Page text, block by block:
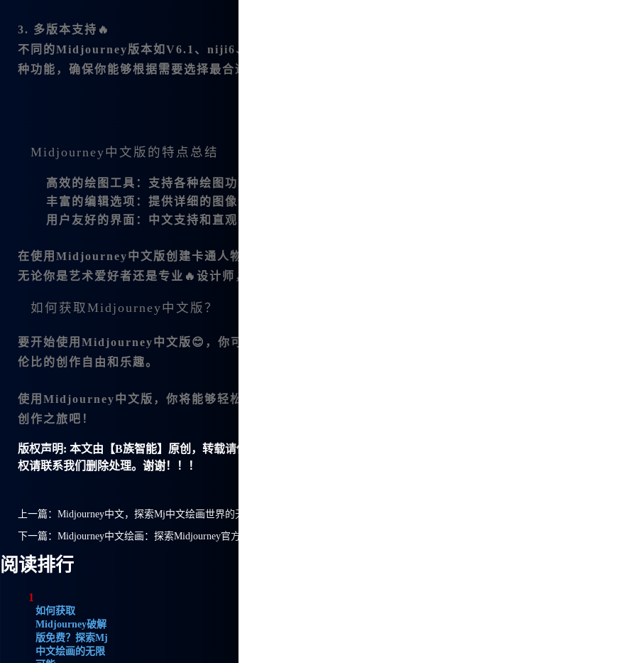
3. 多版本支持🔥
不同的Midjourney版本如V6.1、niji6、V6版本等都被集成在Midjourney中文版👍中，支持|文生图、图生
种功能，确保你能够根据需要选择最合适的工具。
Midjourney中文版的特点总结
高效的绘图工具 ：支持各种绘图功能，包括文本生成图像和图像混合。
丰富的编辑选项 ：提供详细的图像调整功能，让你的卡通人物更具个性。
用户友好的界面 ：中文支持和直观的操作界面，适合所有级别的用户。
在使用Midjourney中文版创建卡通人物的过程中，我发现这🔥一工具的强大和灵活性极大地提升了我的创作
无论你是艺术爱好者还是专业🔥设计师，Midjourney中文版都能够帮助你实现创意梦想。
如何获取Midjourney中文版？
要开始使用Midjourney中文版😊，你可以访问
伦比的创作自由和乐趣。
使用Midjourney中文版，你将能够轻松创建你想要的卡通人物，并享受更多创作带来的乐趣。赶快动手，开
创作之旅吧！
版权声明: 本文由【B族智能】原创，转载请保留链接: https://www.bzu.cn/news/show/4853.html，部分文章内容来源网络，
权请联系我们删除处理。谢谢！！！
上一篇： Midjourney中文，探索Mj中文绘画世界的无限可能
下一篇： Midjourney中文绘画：探索Midjourney官方中文版的无限创意可能
阅读排行
1
如何获取
Midjourney破解
版免费？探索Mj
中文绘画的无限